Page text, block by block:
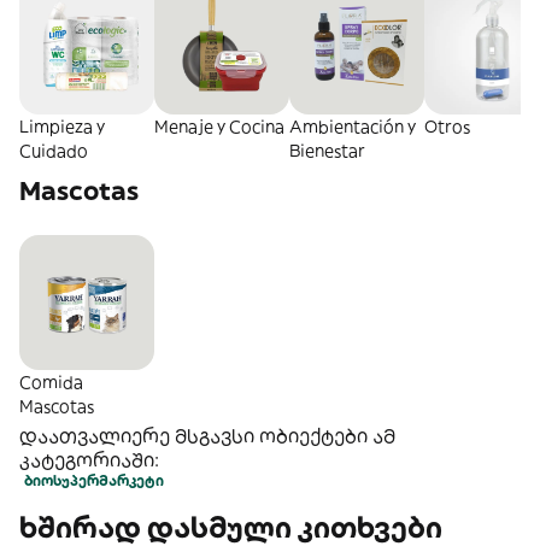
Limpieza y
Cuidado
Menaje y Cocina Ambientación y
Bienestar
Otros
Mascotas
Comida
Mascotas
დაათვალიერე მსგავსი ობიექტები ამ
კატეგორიაში:
ბიოსუპერმარკეტი
ხშირად დასმული კითხვები